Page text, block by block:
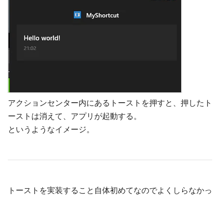
アクションセンター内にあるトーストを押すと、押したト
ーストは消えて、アプリが起動する。
というようなイメージ。
トーストを実装すること自体初めてなのでよくしらなかっ